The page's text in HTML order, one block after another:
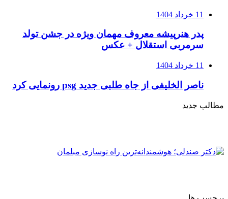
11 خرداد 1404
پدر هنرپیشه معروف مهمان ویژه در جشن تولد
سرمربی استقلال + عکس
11 خرداد 1404
ناصر الخلیفی از جاه طلبی جدید psg رونمایی کرد
مطالب جدید